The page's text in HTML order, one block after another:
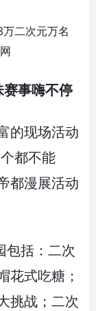
赛事嗨不停
的现场活动
个都不能
都漫展活动
包括：二次
花式吃糖；
挑战；二次